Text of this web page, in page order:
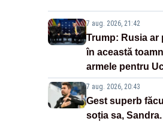
7 aug. 2026, 21:42
Trump: Rusia ar
în această
armele pentru
7 aug. 2026, 20:43
Gest superb
soția sa,